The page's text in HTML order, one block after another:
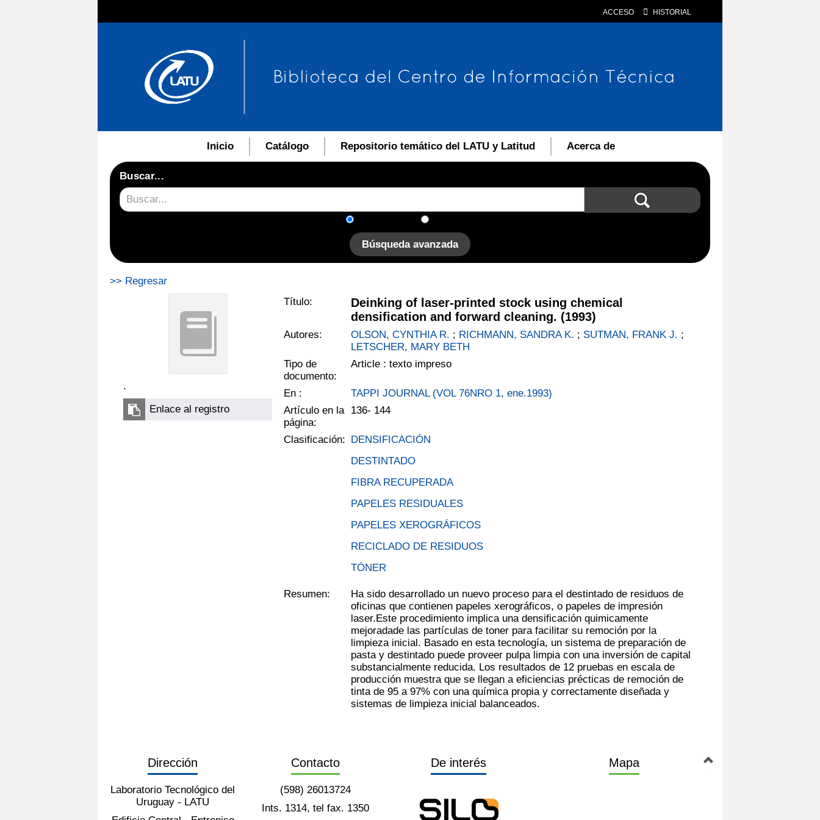
ACCESO HISTORIAL
Inicio Catálogo Repositorio temático del LATU y Latitud Acerca de
Buscar...
Búsqueda avanzada
>> Regresar
.
Enlace al registro
Título:
Deinking of laser-printed stock using chemical
densification and forward cleaning. (1993)
Autores: OLSON, CYNTHIA R. ; RICHMANN, SANDRA K. ; SUTMAN, FRANK J. ;
LETSCHER, MARY BETH
Tipo de
documento:
Article : texto impreso
En :
TAPPI JOURNAL (VOL 76NRO 1, ene.1993)
Artículo en la
página:
136- 144
Clasificación: DENSIFICACIÓN
DESTINTADO
FIBRA RECUPERADA
PAPELES RESIDUALES
PAPELES XEROGRÁFICOS
RECICLADO DE RESIDUOS
TÓNER
Resumen:
Ha sido desarrollado un nuevo proceso para el destintado de residuos de
oficinas que contienen papeles xerográficos, o papeles de impresión
laser.Este procedimiento implica una densificación quimicamente
mejoradade las partículas de toner para facilitar su remoción por la
limpieza inicial. Basado en esta tecnología, un sistema de preparación de
pasta y destintado puede proveer pulpa limpia con una inversión de capital
substancialmente reducida. Los resultados de 12 pruebas en escala de
producción muestra que se llegan a eficiencias précticas de remoción de
tinta de 95 a 97% con una química propia y correctamente diseñada y
sistemas de limpieza inicial balanceados.
Dirección
Laboratorio Tecnológico del
Uruguay - LATU
Contacto
(598) 26013724
Ints. 1314, tel fax. 1350
De interés Mapa